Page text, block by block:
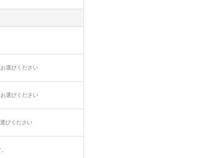
選びください
選びください
びください